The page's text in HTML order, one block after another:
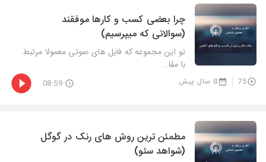
چرا بعضی کسب و کارها موفقند
(سوالاتی که میپرسیم)
تو این مجموعه که فایل های صوتی معمولا مرتبط
با مقا...
75 8 سال پیش 08:59
مطمئن ترین روش های رنک در گوگل
(شواهد سئو)